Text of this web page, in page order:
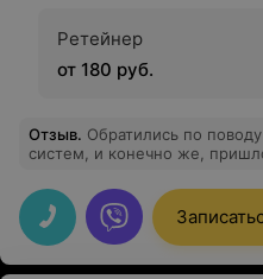
Ретейнер
от 180 руб.
Отзыв. Обратились по
систем, и конечно же,
Андрею Владимировичу
верное решение. Очень
золотыми руками, сделал
вовремя успокоил. В клинике
находиться, все очень